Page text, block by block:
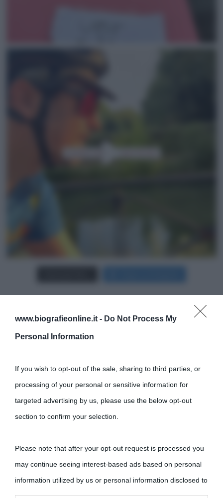
www.biografieonline.it - Do Not Process My
Personal Information
If you wish to opt-out of the sale, sharing to third parties, or
processing of your personal or sensitive information for
targeted advertising by us, please use the below opt-out
section to confirm your selection.
Please note that after your opt-out request is processed you
may continue seeing interest-based ads based on personal
information utilized by us or personal information disclosed to
third parties prior to your opt-out.